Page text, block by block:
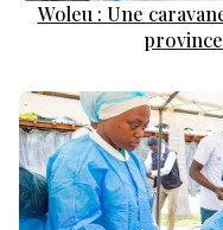
Woleu : Une